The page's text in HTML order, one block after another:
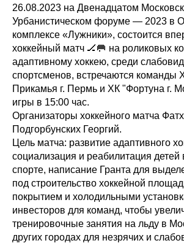
26.08.2023 на Двенадцатом
Урбанистическом форуме — 2023 в
комплексе «Лужники», состоится
хоккейный матч 🏒🥅 на роликовых
адаптивному хоккею, среди
спортсменов, встречаются команды
Прикамья г. Пермь и ХК "Фортуна г.
игры в 15:00 час.
Организаторы хоккейного матча
Подгорбунских Георгий.
Цель матча: развитие адаптивного
социализация и реабилитация детей
спорте, написание Гранта для
под строительство хоккейной
покрытием и холодильными
инвесторов для команд, чтобы
тренировочные занятия на льду в
других городах для незрячих и